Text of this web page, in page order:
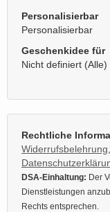
Personalisierbar
Personalisierbar
Geschenkidee für
Nicht definiert (Alle)
Rechtliche
Widerrufsbelehrung
DSA-Einhaltung: Der
Dienstleistungen
Rechts entsprechen.